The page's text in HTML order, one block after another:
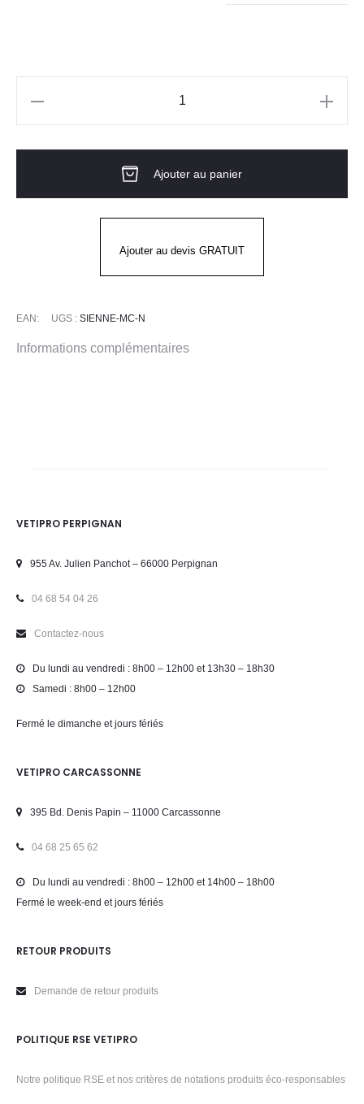
cuisine
Ajouter au panier
Ajouter au devis GRATUIT
EAN: UGS : SIENNE-MC-N
Informations complémentaires
VETIPRO PERPIGNAN
955 Av. Julien Panchot – 66000 Perpignan
04 68 54 04 26
Contactez-nous
Du lundi au vendredi : 8h00 – 12h00 et 13h30 – 18h30
Samedi : 8h00 – 12h00
Fermé le dimanche et jours fériés
VETIPRO CARCASSONNE
395 Bd. Denis Papin – 11000 Carcassonne
04 68 25 65 62
Du lundi au vendredi : 8h00 – 12h00 et 14h00 – 18h00
Fermé le week-end et jours fériés
RETOUR PRODUITS
Demande de retour produits
POLITIQUE RSE VETIPRO
Notre politique RSE et nos critères de notations produits éco-responsables